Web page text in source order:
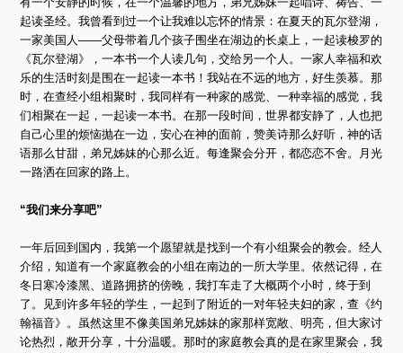
起读圣经。我曾看到过一个让我难以忘怀的情景：在夏天的瓦尔登湖，
一家美国人——父母带着几个孩子围坐在湖边的长桌上，一起读梭罗的
《瓦尔登湖》，一本书一个人读几句，交给另一个人。一家人幸福和欢
乐的生活时刻是围在一起读一本书！我站在不远的地方，好生羡慕。那
时，在查经小组相聚时，我同样有一种家的感觉、一种幸福的感觉，我
们相聚在一起，一起读一本书。在那一段时间，世界都安静了，人也把
自己心里的烦恼抛在一边，安心在神的面前，赞美诗那么好听，神的话
语那么甘甜，弟兄姊妹的心那么近。每逢聚会分开，都恋恋不舍。月光
一路洒在回家的路上。
“我们来分享吧”
一年后回到国内，我第一个愿望就是找到一个有小组聚会的教会。经人
介绍，知道有一个家庭教会的小组在南边的一所大学里。依然记得，在
冬日寒冷漆黑、道路拥挤的傍晚，我打车走了大概两个小时，终于到
了。见到许多年轻的学生，一起到了附近的一对年轻夫妇的家，查《约
翰福音》。虽然这里不像美国弟兄姊妹的家那样宽敞、明亮，但大家讨
论热烈，敞开分享，十分温暖。那时的家庭教会真的是在家里聚会，我